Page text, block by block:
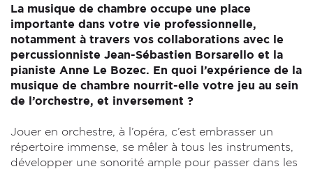
La musique de chambre occupe une place
importante dans votre vie professionnelle,
notamment à travers vos collaborations avec le
percussionniste Jean-Sébastien Borsarello et la
pianiste Anne Le Bozec. En quoi l’expérience de la
musique de chambre nourrit-elle votre jeu au sein
de l’orchestre, et inversement ?
Jouer en orchestre, à l’opéra, c’est embrasser un
répertoire immense, se mêler à tous les instruments,
développer une sonorité ample pour passer dans les